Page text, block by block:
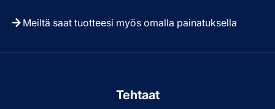
Meiltä saat tuotteesi myös omalla painatuksella
Tehtaat